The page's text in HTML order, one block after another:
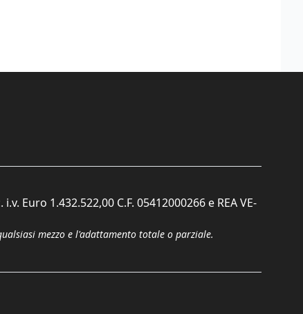
Euro 1.432.522,00 C.F. 05412000266 e REA VE-
mezzo e l'adattamento totale o parziale.